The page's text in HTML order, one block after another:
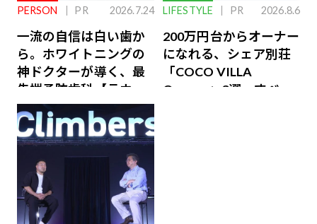
PERSON PR 2026.7.24
一流の自信は白い歯か
ら。ホワイトニングの
神ドクターが導く、最
先端予防歯科【ラウン
ジ会員特典あり】
LIFESTYLE PR 2026.8.6
200万円台からオーナー
になれる、シェア別荘
「COCO VILLA
Owners」3選。すべて